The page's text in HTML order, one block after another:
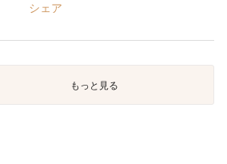
シェア
もっと見る